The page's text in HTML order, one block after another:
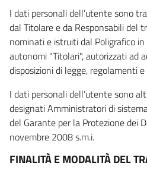
I dati personali dell’utente sono
dal Titolare e da Responsabili
nominati e istruiti dal Poligrafico
autonomi "Titolari", autorizzati ad
disposizioni di legge, regolamenti
I dati personali dell’utente sono
designati Amministratori di
del Garante per la Protezione dei
novembre 2008 s.m.i.
FINALITÀ E MODALITÀ DEL